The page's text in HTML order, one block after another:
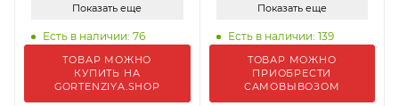
Показать еще
Есть в наличии: 76
ТОВАР МОЖНО
КУПИТЬ НА
GORTENZIYA.SHOP
Показать еще
Есть в наличии: 139
ТОВАР МОЖНО
ПРИОБРЕСТИ
САМОВЫВОЗОМ